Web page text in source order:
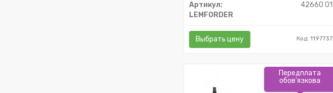
Артикул:
42660 01
LEMFORDER
Выбрать цену Код: 1197737
Передплата
обов'язкова